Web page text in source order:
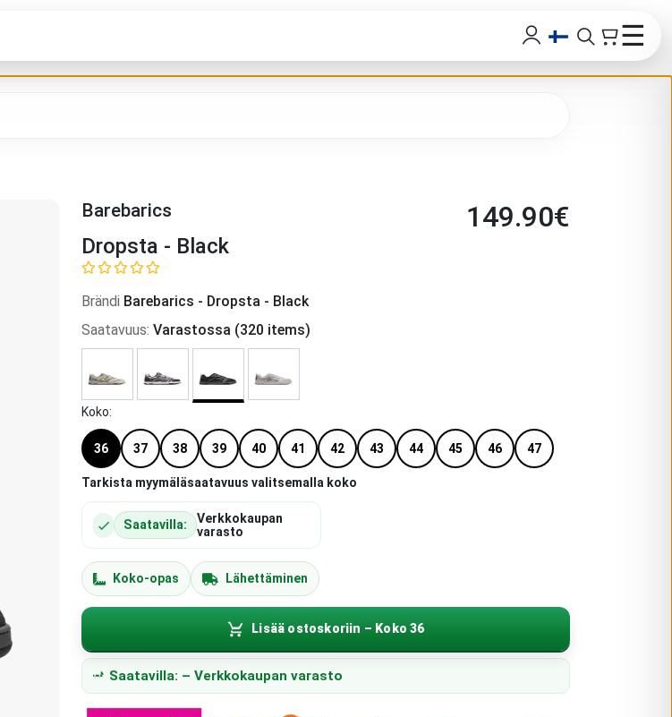
☰
Barebarics 149.90€
Dropsta - Black
Brändi Barebarics - Dropsta - Black
Saatavuus: Varastossa (320 items)
Koko:
36 37 38 39 40 41 42 43 44 45 46 47
Tarkista myymäläsaatavuus valitsemalla koko
Saatavilla:
Verkkokaupan
varasto
Koko-opas Lähettäminen
Lisää ostoskoriin – Koko 36
Saatavilla: – Verkkokaupan varasto